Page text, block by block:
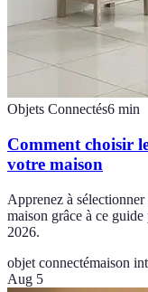
Objets Connectés6 min
Comment choisir
votre maison
Apprenez à
maison grâce à ce
2026.
objet connectémaison
Aug 5